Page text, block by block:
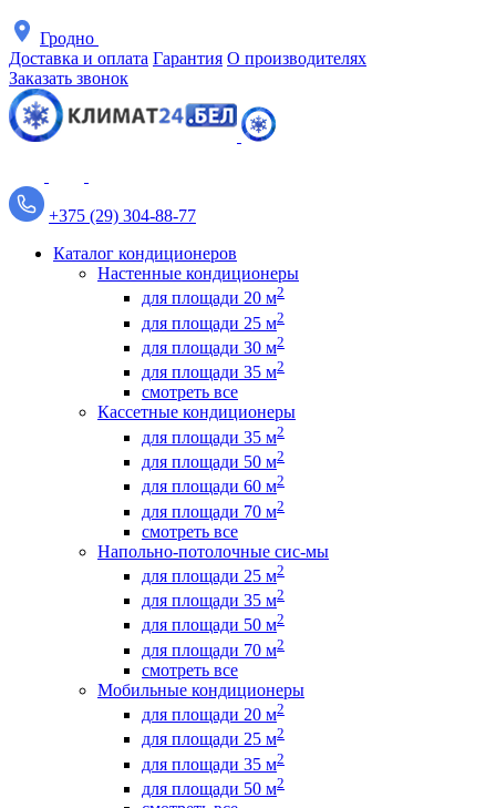
Гродно
Доставка и оплата Гарантия О производителях
Заказать звонок
+375 (29) 304-88-77
Каталог кондиционеров
Настенные кондиционеры
для площади 20 м2
для площади 25 м2
для площади 30 м2
для площади 35 м2
смотреть все
Кассетные кондиционеры
для площади 35 м2
для площади 50 м2
для площади 60 м2
для площади 70 м2
смотреть все
Напольно-потолочные сис-мы
для площади 25 м2
для площади 35 м2
для площади 50 м2
для площади 70 м2
смотреть все
Мобильные кондиционеры
для площади 20 м2
для площади 25 м2
для площади 35 м2
для площади 50 м2